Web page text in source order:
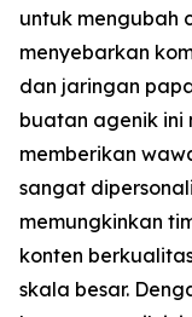
untuk mengubah
menyebarkan
dan jaringan
buatan agenik ini
memberikan
sangat
memungkinkan
konten
skala besar.